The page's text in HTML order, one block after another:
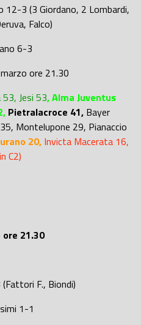
12-3 (3 Giordano, 2 Lombardi,
Falco)
6-3
ore 21.30
Jesi 53, Alma Juventus
Pietralacroce 41, Bayer
Montelupone 29, Pianaccio
20, Invicta Macerata 16,
C2)
21.30
F., Biondi)
1-1